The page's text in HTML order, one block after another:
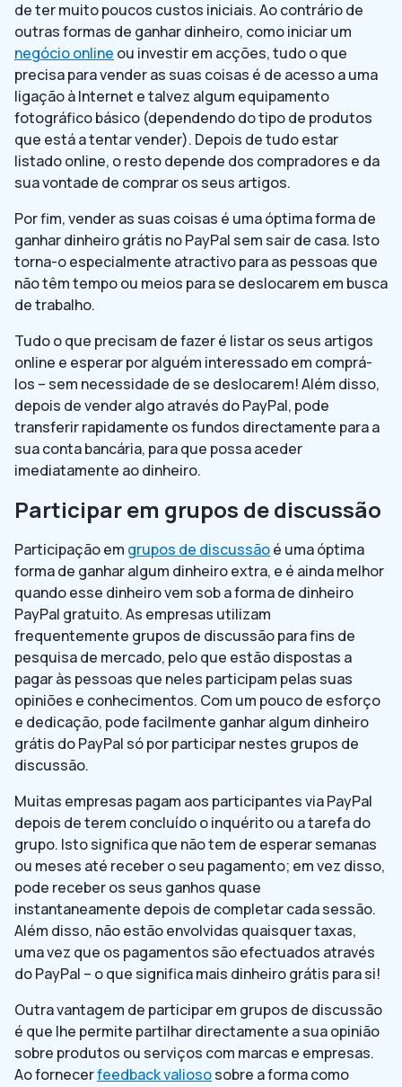
de ter muito poucos custos iniciais. Ao contrário de
outras formas de ganhar dinheiro, como iniciar um
negócio online ou investir em acções, tudo o que
precisa para vender as suas coisas é de acesso a uma
ligação à Internet e talvez algum equipamento
fotográfico básico (dependendo do tipo de produtos
que está a tentar vender). Depois de tudo estar
listado online, o resto depende dos compradores e da
sua vontade de comprar os seus artigos.
Por fim, vender as suas coisas é uma óptima forma de
ganhar dinheiro grátis no PayPal sem sair de casa. Isto
torna-o especialmente atractivo para as pessoas que
não têm tempo ou meios para se deslocarem em busca
de trabalho.
Tudo o que precisam de fazer é listar os seus artigos
online e esperar por alguém interessado em comprá-
los – sem necessidade de se deslocarem! Além disso,
depois de vender algo através do PayPal, pode
transferir rapidamente os fundos directamente para a
sua conta bancária, para que possa aceder
imediatamente ao dinheiro.
Participar em grupos de discussão
Participação em grupos de discussãoé uma óptima
forma de ganhar algum dinheiro extra, e é ainda melhor
quando esse dinheiro vem sob a forma de dinheiro
PayPal gratuito. As empresas utilizam
frequentemente grupos de discussão para fins de
pesquisa de mercado, pelo que estão dispostas a
pagar às pessoas que neles participam pelas suas
opiniões e conhecimentos. Com um pouco de esforço
e dedicação, pode facilmente ganhar algum dinheiro
grátis do PayPal só por participar nestes grupos de
discussão.
Muitas empresas pagam aos participantes via PayPal
depois de terem concluído o inquérito ou a tarefa do
grupo. Isto significa que não tem de esperar semanas
ou meses até receber o seu pagamento; em vez disso,
pode receber os seus ganhos quase
instantaneamente depois de completar cada sessão.
Além disso, não estão envolvidas quaisquer taxas,
uma vez que os pagamentos são efectuados através
do PayPal – o que significa mais dinheiro grátis para si!
Outra vantagem de participar em grupos de discussão
é que lhe permite partilhar directamente a sua opinião
sobre produtos ou serviços com marcas e empresas.
Ao fornecerfeedback valiososobre a forma como